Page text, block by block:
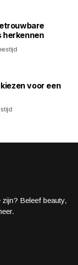
herkennen
voor een
Beleef beauty,